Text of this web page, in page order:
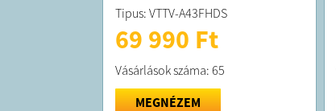
Tipus: VTTV-A43FHDS
69 990 Ft
Vásárlások száma: 65
MEGNÉZEM